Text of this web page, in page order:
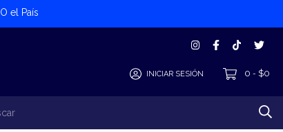
el País
INICIAR SESIÓN 0 - $0